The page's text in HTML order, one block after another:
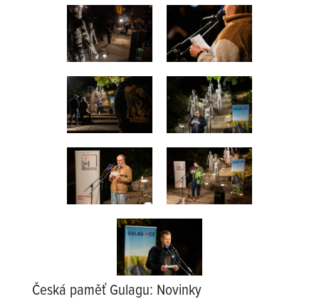
Česká paměť Gulagu: Novinky